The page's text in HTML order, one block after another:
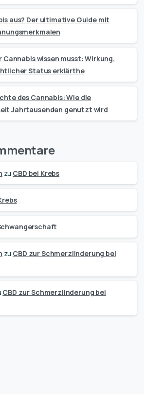
aus? Der ultimative Guide mit
Cannabis wissen musst: Wirkung,
Status erklärthe
des Cannabis: Wie die
Jahrtausenden genutzt wird
zu CBD bei Krebs
zu CBD zur Schmerzlinderung bei
CBD zur Schmerzlinderung bei